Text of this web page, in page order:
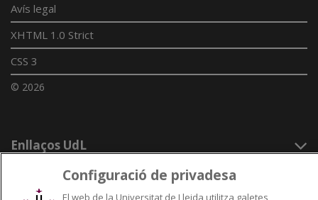
Avís legal
XHTML 1.0 Strict
CSS 3
© 2026
Enllaços UdL
Xarxes universitàries
Configuració de privadesa
El web de la Universitat de Lleida utilitza galetes